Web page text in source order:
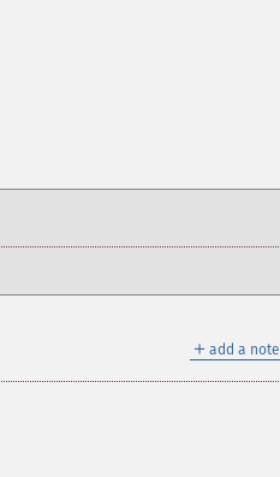
＋ add a note